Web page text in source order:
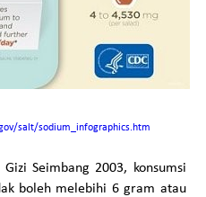
salt/sodium_infographics.htm
Seimbang 2003, konsumsi
boleh melebihi 6 gram atau